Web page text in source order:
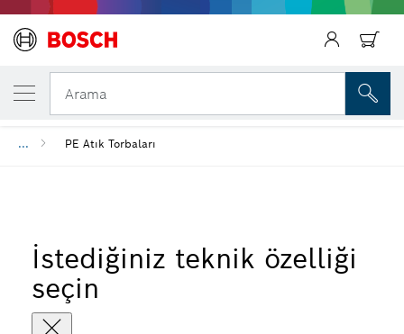
Arama
... PE Atık Torbaları
İstediğiniz teknik özelliği
seçin
SEÇTIĞINIZ MODEL
Atık Torbası (PE)